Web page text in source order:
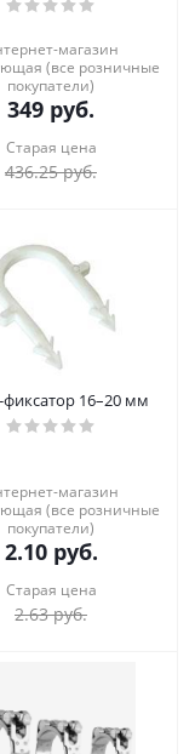
магазин
(все розничные
покупатели)
349 руб.
Старая цена
436.25руб.
16–20 мм
магазин
(все розничные
покупатели)
2.10руб.
Старая цена
2.63руб.